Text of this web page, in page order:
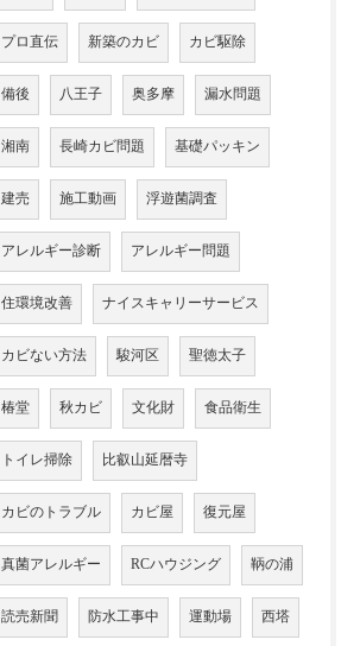
プロ直伝 新築のカビ カビ駆除
備後 八王子 奥多摩 漏水問題
湘南 長崎カビ問題 基礎パッキン
建売 施工動画 浮遊菌調査
アレルギー診断 アレルギー問題
住環境改善 ナイスキャリーサービス
カビない方法 駿河区 聖徳太子
椿堂 秋カビ 文化財 食品衛生
トイレ掃除 比叡山延暦寺
カビのトラブル カビ屋 復元屋
真菌アレルギー RCハウジング 鞆の浦
読売新聞 防水工事中 運動場 西塔